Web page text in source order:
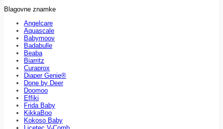
Blagovne znamke
Angelcare
Aquascale
Babymoov
Badabulle
Beaba
Biarritz
Curaprox
Diaper Genie®
Done by Deer
Doomoo
Effiki
Frida Baby
KikkaBoo
Kokoso Baby